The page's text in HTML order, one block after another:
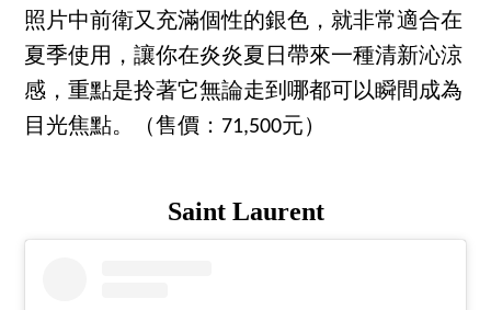
照片中前衛又充滿個性的銀色，就非常適合在
夏季使用，讓你在炎炎夏日帶來一種清新沁涼
感，重點是拎著它無論走到哪都可以瞬間成為
目光焦點。（售價：71,500元）
Saint Laurent